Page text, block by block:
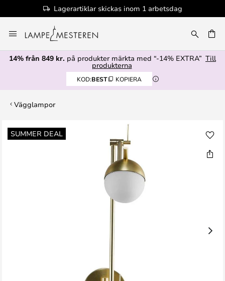
Lagerartiklar skickas inom 1 arbetsdag
till
innehållet
14% från 849 kr. på produkter märkta med “-14% EXTRA” Till
produkterna
KOD:BEST KOPIERA
Vägglampor
SUMMER DEAL
Hoppa
till